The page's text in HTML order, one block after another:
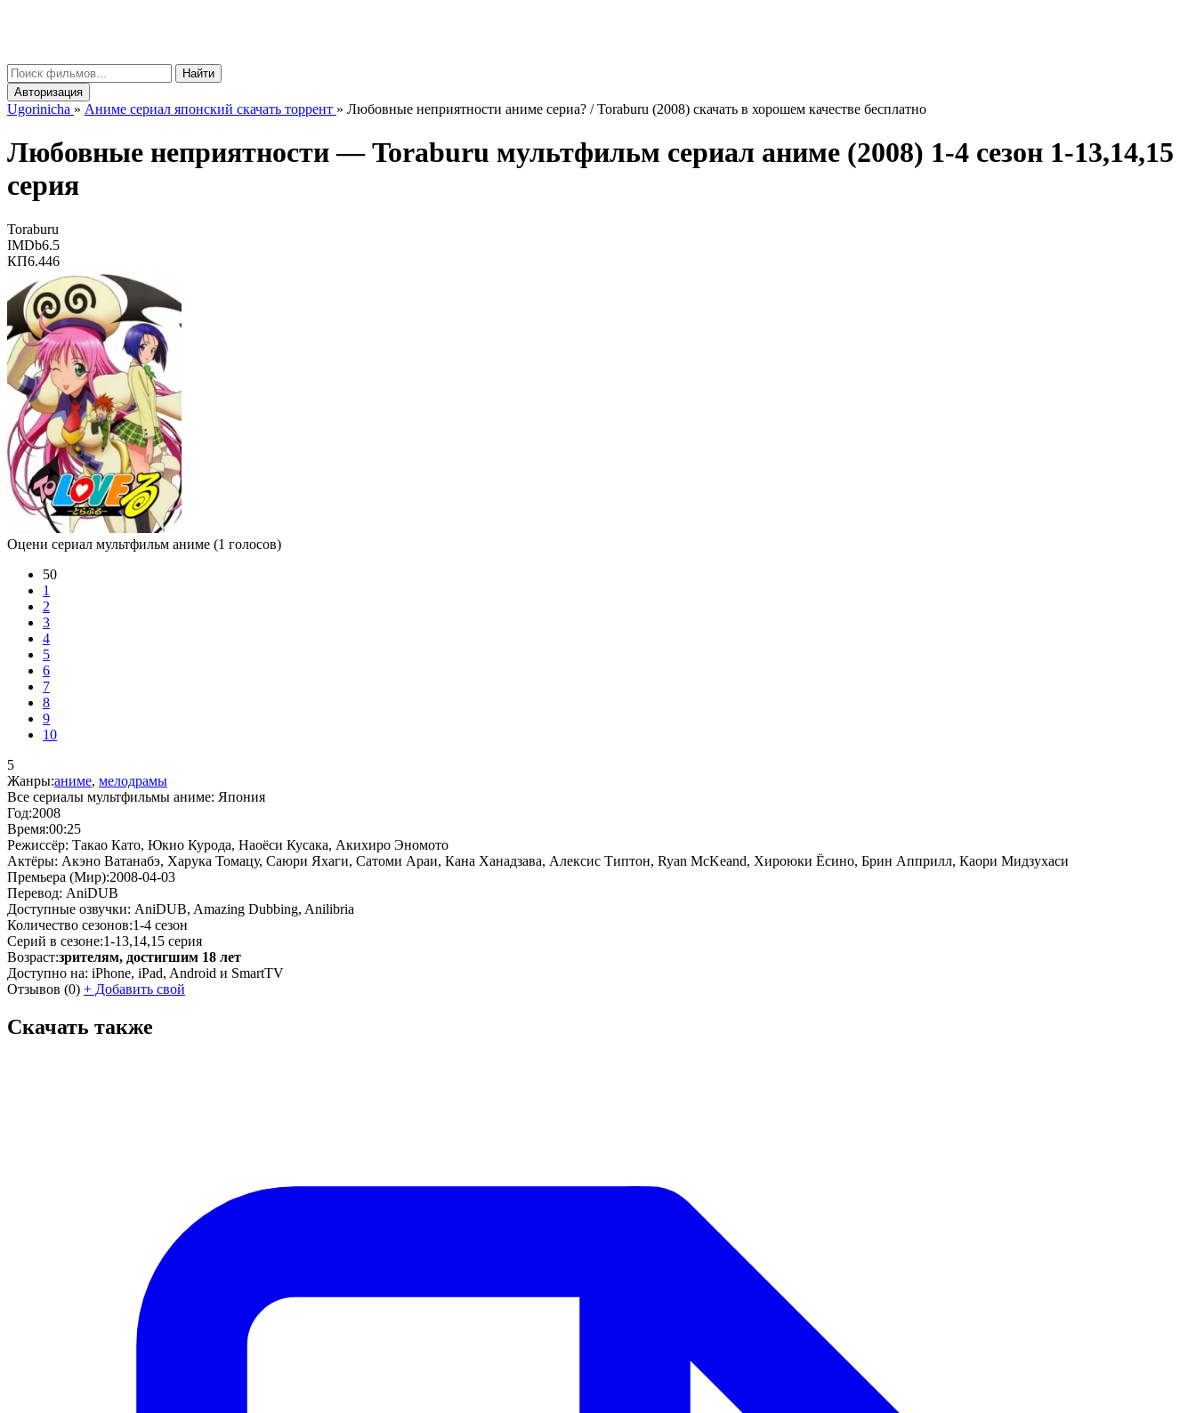
Найти
Авторизация
Ugorinicha » Аниме сериал японский скачать торрент » Любовные неприятности аниме сериа? / Toraburu (2008) скачать в хорошем качестве бесплатно
Любовные неприятности —Toraburu мультфильм сериал аниме (2008) 1-4 сезон 1-13,14,15
серия
Toraburu
IMDb6.5
КП6.446
Оцени сериал мультфильм аниме (1 голосов)
50
1
2
3
4
5
6
7
8
9
10
5
Жанры:аниме, мелодрамы
Все сериалы мультфильмы аниме: Япония
Год:2008
Время:00:25
Режиссёр: Такао Като, Юкио Курода, Наоёси Кусака, Акихиро Эномото
Актёры: Акэно Ватанабэ, Харука Томацу, Саюри Яхаги, Сатоми Араи, Кана Ханадзава, Алексис Типтон, Ryan McKeand, Хироюки Ёсино, Брин Апприлл, Каори Мидзухаси
Премьера (Мир):2008-04-03
Перевод: AniDUB
Доступные озвучки: AniDUB, Amazing Dubbing, Anilibria
Количество сезонов:1-4 сезон
Серий в сезоне:1-13,14,15 серия
Возраст:зрителям, достигшим 18 лет
Доступно на: iPhone, iPad, Android и SmartTV
Отзывов (0) + Добавить свой
Скачать также